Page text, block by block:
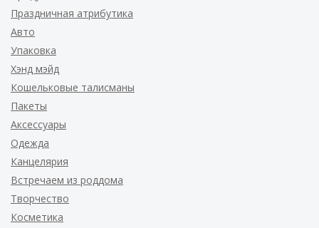
Праздничная атрибутика
Авто
Упаковка
Хэнд мэйд
Кошельковые талисманы
Пакеты
Аксессуары
Одежда
Канцелярия
Встречаем из роддома
Творчество
Косметика